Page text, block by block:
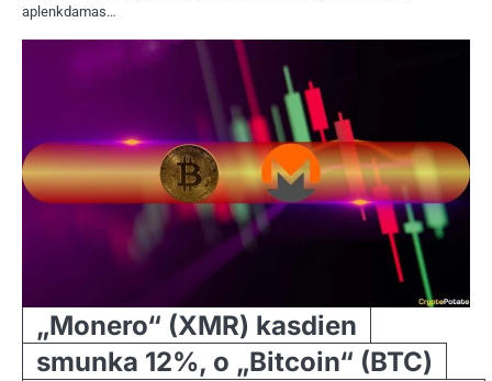
aplenkdamas…
„Monero“ (XMR) kasdien
smunka 12%, o „Bitcoin“ (BTC)